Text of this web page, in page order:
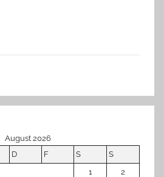
August 2026
D F S
S
1
2